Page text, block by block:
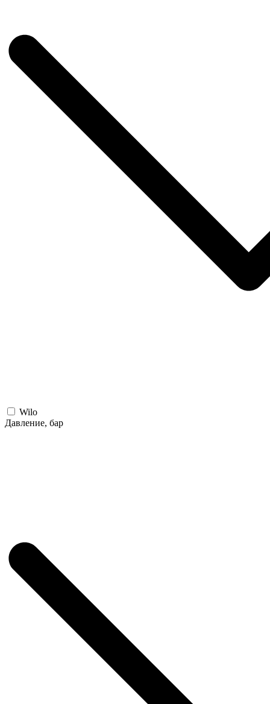
Wilo
Давление, бар